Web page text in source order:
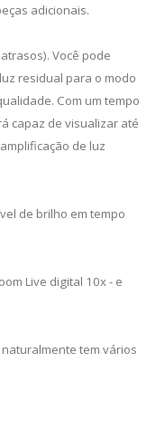
adicionais.
Você pode
residual para o modo
Com um tempo
capaz de visualizar até
de luz
de brilho em tempo
Live digital 10x - e
tem vários